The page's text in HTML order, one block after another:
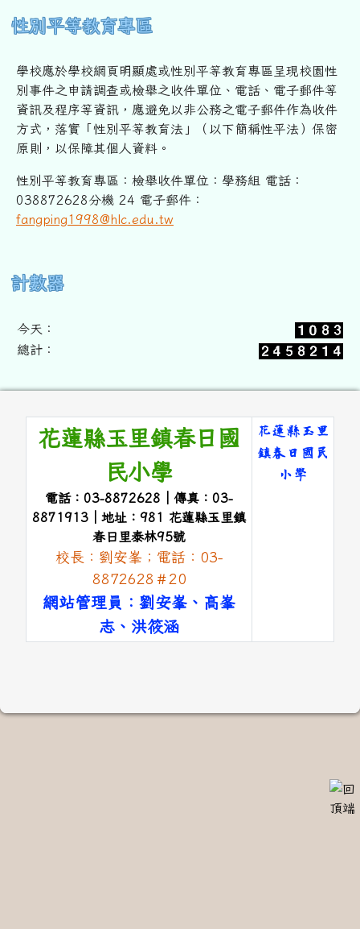
性別平等教育專區
學校應於學校網頁明顯處或性別平等教育專區呈現校園性
別事件之申請調查或檢舉之收件單位、電話、電子郵件等
資訊及程序等資訊， 應避免以非公務之電子郵件作為收件
方式，落實「性別平等教育法」
（以下簡稱性平法）保密
原則，以保障其個人資料。
性別平等教育專區：檢舉收件單位：學務組 電話：
038872628分機 24 電子郵件：
fangping1998@hlc.edu.tw
右邊區域內容
計數器
今天：
總計：
頁尾區域內容
花蓮縣玉里鎮春日國
民小學
電話：03-8872628｜傳真：03-
8871913｜地址：981 花蓮縣玉里鎮
春日里泰林95號
校長：劉安峯；電話：03-
8872628＃20
網站管理員：劉安峯、高峯
志、洪筱涵
花蓮縣玉里
鎮春日國民
小學